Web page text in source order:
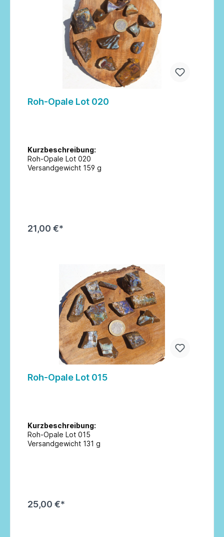
Roh-Opale Lot 020
Kurzbeschreibung:
Roh-Opale Lot 020
Versandgewicht 159 g
21,00 €*
Roh-Opale Lot 015
Kurzbeschreibung:
Roh-Opale Lot 015
Versandgewicht 131 g
25,00 €*